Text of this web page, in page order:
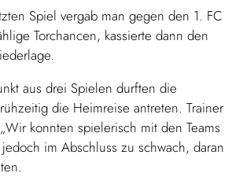
Spiel vergab man gegen den 1. FC
Torchancen, kassierte dann den
aus drei Spielen durften die
die Heimreise antreten. Trainer
konnten spielerisch mit den Teams
im Abschluss zu schwach, daran